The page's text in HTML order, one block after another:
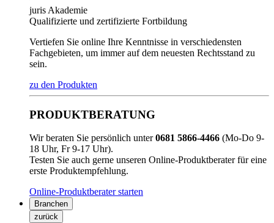
juris Akademie
Qualifizierte und zertifizierte Fortbildung
Vertiefen Sie online Ihre Kenntnisse in verschiedensten
Fachgebieten, um immer auf dem neuesten Rechtsstand zu
sein.
zu den Produkten
PRODUKTBERATUNG
Wir beraten Sie persönlich unter0681 5866-4466 (Mo-Do 9-
18 Uhr, Fr 9-17 Uhr).
Testen Sie auch gerne unseren Online-Produktberater für eine
erste Produktempfehlung.
Online-Produktberater starten
Branchen
zurück